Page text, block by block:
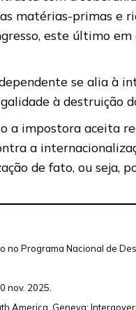
matérias-primas e
este último
se alia à
à destruição
a impostora aceita
a
de fato, ou seja,
Programa Nacional de
nov. 2025.
America. Geneva: